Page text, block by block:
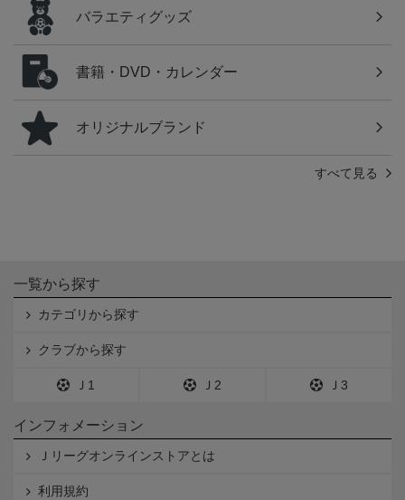
バラエティグッズ
書籍・DVD・カレンダー
オリジナルブランド
すべて見る
一覧から探す
カテゴリから探す
クラブから探す
Ｊ1 Ｊ2 Ｊ3
インフォメーション
Ｊリーグオンラインストアとは
利用規約